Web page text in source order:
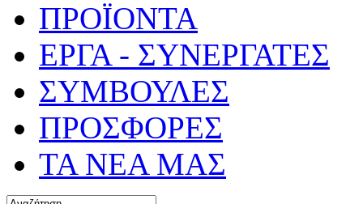
ΠΡΟΪΟΝΤΑ
ΕΡΓΑ - ΣΥΝΕΡΓΑΤΕΣ
ΣΥΜΒΟΥΛΕΣ
ΠΡΟΣΦΟΡΕΣ
ΤΑ ΝΕΑ ΜΑΣ